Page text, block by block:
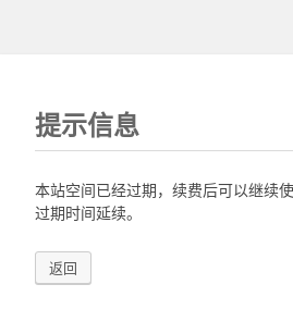
提示信息
本站空间已经过期，续费后可以继续
过期时间延续。
返回